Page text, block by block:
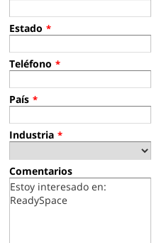
Estado *
Teléfono *
País *
Industria *
Comentarios